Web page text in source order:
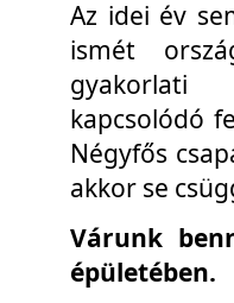
Az idei év
ismét
gyakorlati
kapcsolódó
Négyfős
akkor se
Várunk
épületében.